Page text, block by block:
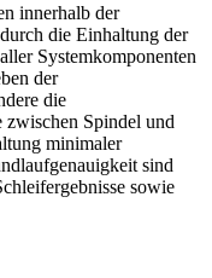
innerhalb der
die Einhaltung der
Systemkomponenten
der
die
zwischen Spindel und
minimaler
sind
sowie